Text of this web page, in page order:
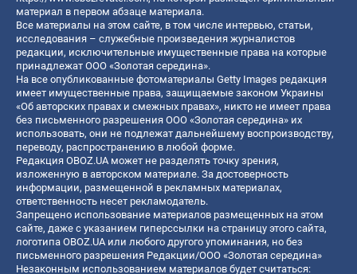
материал в первом абзаце материала.
Все материалы на этом сайте, в том числе интервью, статьи,
исследования – служебные произведения журналистов
редакции, исключительные имущественные права на которые
принадлежат ООО «Золотая середина».
На все опубликованные фотоматериалы Getty Images редакция
имеет имущественные права, защищаемые законом Украины
«Об авторских правах и смежных правах», никто не имеет права
без письменного разрешения ООО «Золотая середина» их
использовать, они не подлежат дальнейшему воспроизводству,
переводу, распространению в любой форме.
Редакция OBOZ.UA может не разделять точку зрения,
изложенную в авторском материале. За достоверность
информации, размещенной в рекламных материалах,
ответственность несет рекламодатель.
Запрещено использование материалов размещенных на этом
сайте, даже с указанием гиперссылки на страницу этого сайта,
логотипа OBOZ.UA или любого другого упоминания, но без
письменного разрешения Редакции/ООО «Золотая середина»
Незаконным использованием материалов будет считаться: